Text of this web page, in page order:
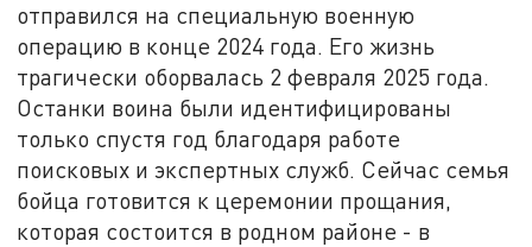
отправился на специальную военную
операцию в конце 2024 года. Его жизнь
трагически оборвалась 2 февраля 2025 года.
Останки воина были идентифицированы
только спустя год благодаря работе
поисковых и экспертных служб. Сейчас семья
бойца готовится к церемонии прощания,
которая состоится в родном районе - в